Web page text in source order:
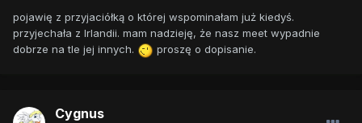
pojawię z przyjaciółką o której wspominałam już kiedyś.
przyjechała z Irlandii. mam nadzieję, że nasz meet wypadnie
dobrze na tle jej innych.
proszę o dopisanie.
Cygnus